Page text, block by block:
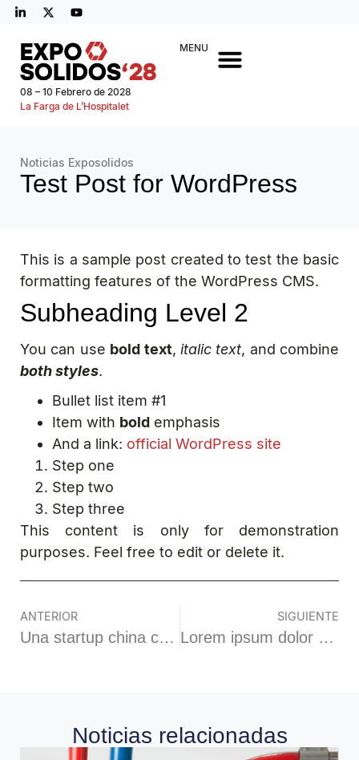
08 – 10 Febrero de 2028
La Farga de L’Hospitalet
MENU
Noticias Exposolidos
Test Post for WordPress
This is a sample post created to test the basic
formatting features of the WordPress CMS.
Subheading Level 2
You can use bold text, italic text, and combine
both styles.
Bullet list item #1
Item with bold emphasis
And a link: official WordPress site
Step one
Step two
Step three
This content is only for demonstration
purposes. Feel free to edit or delete it.
ANTERIOR
Una startup china crea una batería que podría durar “toda la vida”
SIGUIENTE
Lorem ipsum dolor sit amet
Noticias relacionadas